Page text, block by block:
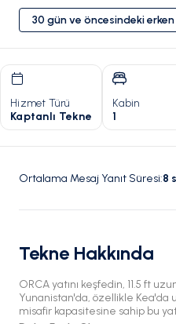
30 gün ve öncesindeki
Hizmet Türü
Kaptanlı Tekne
Kabin
1
Ortalama Mesaj Yanıt Süresi:8
Tekne Hakkında
ORCA yatını keşfedin, 11.5 ft
Yunanistan'da, özellikle Kea'da
misafir kapasitesine sahip bu